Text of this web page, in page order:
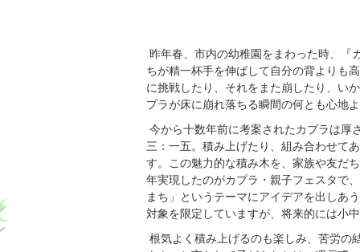
昨年春、市内の幼稚園をまわった時、『
ちが精一杯手を伸ばして自分の背よりも
に挑戦したり、それをまた崩したり、い
プラが床に崩れ落ちる瞬間の何とも心地
今から十数年前に考案されたカプラは厚
三：一五。積み上げたり、組み合わせて
す。この魅力的な積み木を、家族や友だ
年実現したのがカプラ・親子フェスタで
まち」というテーマにアイデアを出しあ
対象を限定していますが、将来的には小
根気よく積み上げるのも楽しみ、苦労の